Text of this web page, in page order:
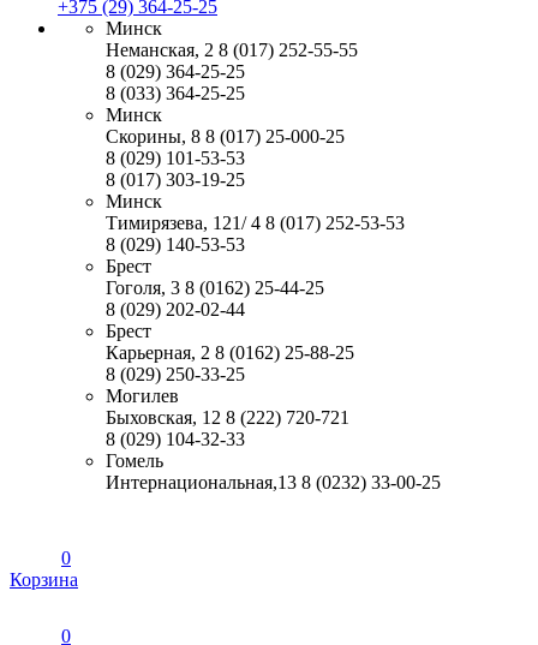
+375 (29) 364-25-25
Минск
Неманская, 2 8 (017) 252-55-55
8 (029) 364-25-25
8 (033) 364-25-25
Минск
Скорины, 8 8 (017) 25-000-25
8 (029) 101-53-53
8 (017) 303-19-25
Минск
Тимирязева, 121/ 4 8 (017) 252-53-53
8 (029) 140-53-53
Брест
Гоголя, 3 8 (0162) 25-44-25
8 (029) 202-02-44
Брест
Карьерная, 2 8 (0162) 25-88-25
8 (029) 250-33-25
Могилев
Быховская, 12 8 (222) 720-721
8 (029) 104-32-33
Гомель
Интернациональная,13 8 (0232) 33-00-25
0
Корзина
0